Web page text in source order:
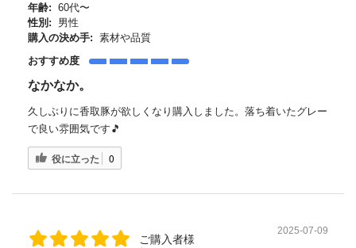
年齢: 60代〜
性別:
男性
購入の決め手: 素材や品質
おすすめ度
なかなか。
久しぶりに香取豚が欲しくなり購入しました。落ち着いたグレー
で良い雰囲気です🎵
役に立った 0
ご購入者様
2025-07-09